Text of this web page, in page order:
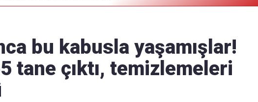
bu kabusla yaşamışlar!
tane çıktı, temizlemeleri